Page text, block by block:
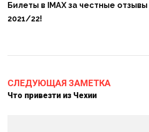
Билеты в IMAX за честные
2021/22!
СЛЕДУЮЩАЯ ЗАМЕТКА
Что привезти из Чехии